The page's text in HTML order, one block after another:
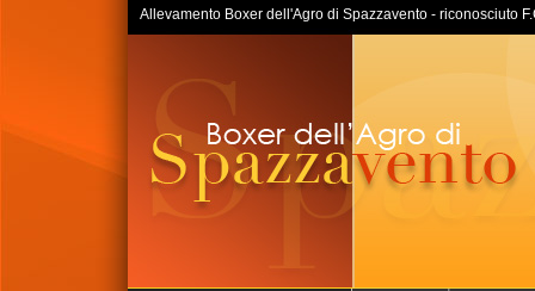
Allevamento Boxer dell'Agro di Spazzavento - riconosciuto